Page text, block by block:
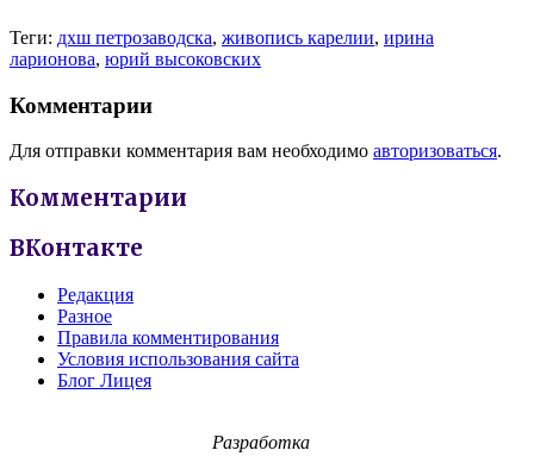
Теги: дхш петрозаводска, живопись карелии, ирина
ларионова, юрий высоковских
Комментарии
Для отправки комментария вам необходимо авторизоваться.
Комментарии
ВКонтакте
Редакция
Разное
Правила комментирования
Условия использования сайта
Блог Лицея
Разработка